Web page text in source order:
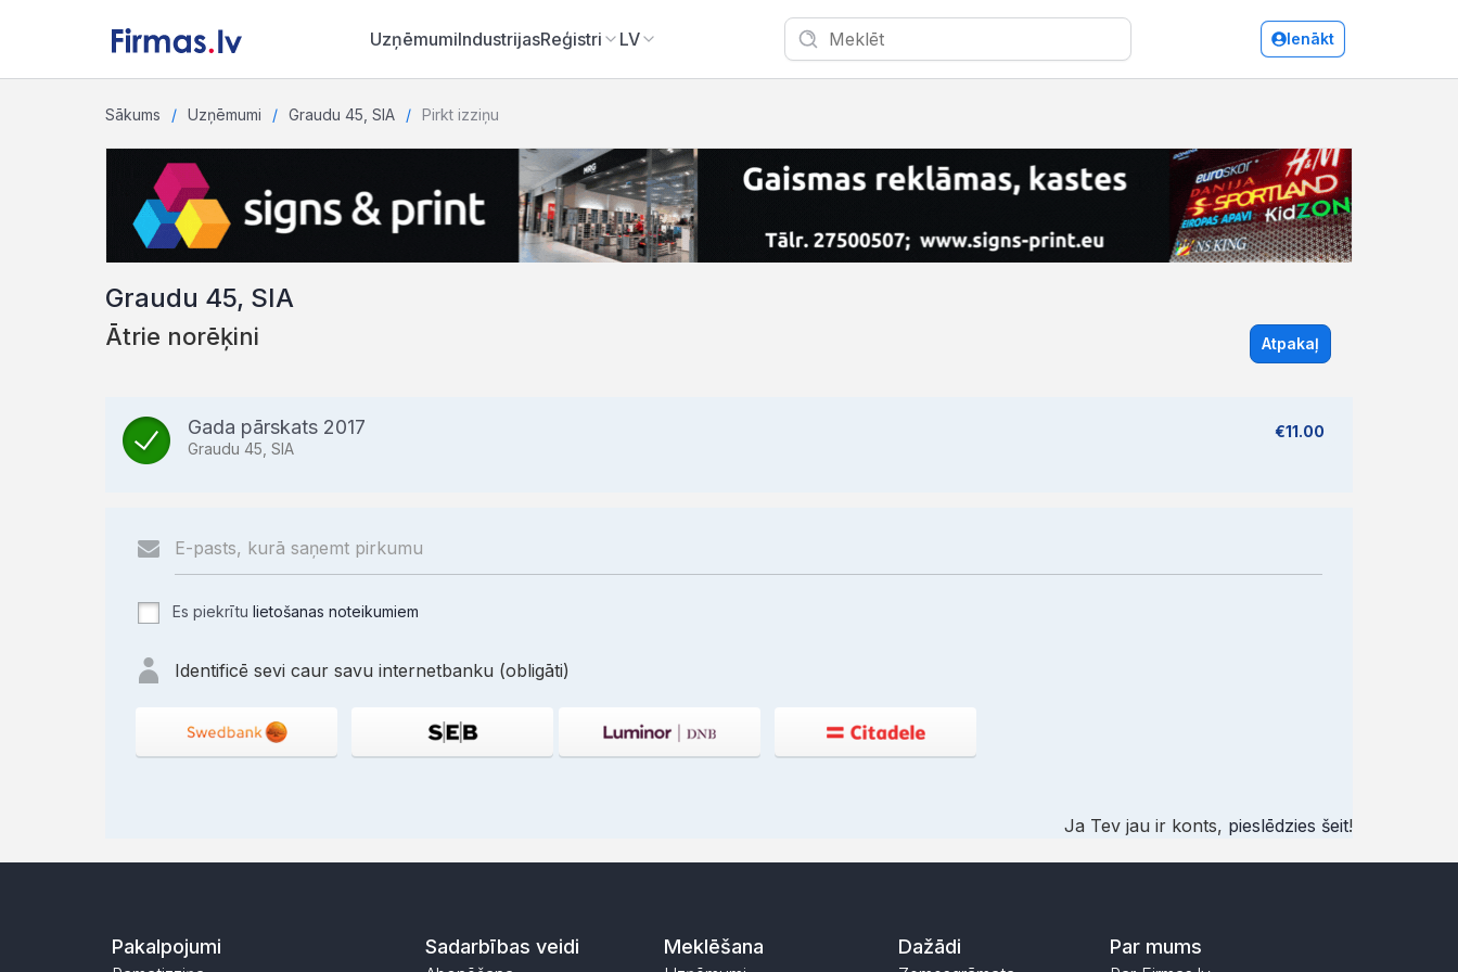
UzņēmumiIndustrijasReģistri LV Ienākt
Sākums Uzņēmumi Graudu 45, SIA Pirkt izziņu
Graudu 45, SIA
Ātrie norēķini Atpakaļ
Gada pārskats 2017
Graudu 45, SIA
€11.00
Es piekrītu lietošanas noteikumiem
Identificē sevi caur savu internetbanku (obligāti)
Ja Tev jau ir konts, pieslēdzies šeit!
Pakalpojumi Sadarbības veidi Meklēšana Dažādi Par mums